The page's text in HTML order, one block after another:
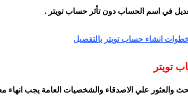
في اسم الحساب دون تأثر حساب تويتر .
انشاء حساب تويتر بالتفصيل
تويتر
والعثور علي الاصدقاء والشخصيات العامة يجب